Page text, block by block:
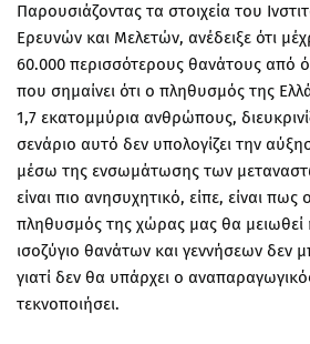
Παρουσιάζοντας τα στοιχεία του
Ερευνών και Μελετών, ανέδειξε ότι
60.000 περισσότερους θανάτους από
που σημαίνει ότι ο πληθυσμός της
1,7 εκατομμύρια ανθρώπους,
σενάριο αυτό δεν υπολογίζει την
μέσω της ενσωμάτωσης των
είναι πιο ανησυχητικό, είπε, είναι
πληθυσμός της χώρας μας θα μειωθεί
ισοζύγιο θανάτων και γεννήσεων δεν
γιατί δεν θα υπάρχει ο
τεκνοποιήσει.